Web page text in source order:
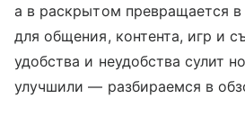
а в раскрытом превращается
для общения, контента, игр и
удобства и неудобства сулит
улучшили — разбираемся в